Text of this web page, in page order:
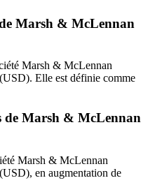
Marsh & McLennan
Marsh & McLennan
Elle est définie comme
de Marsh & McLennan
Marsh & McLennan
en augmentation de